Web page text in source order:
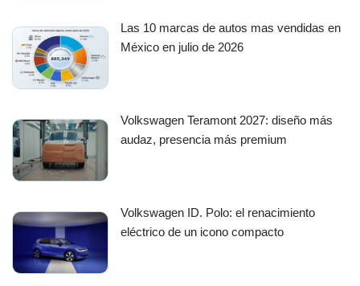
Las 10 marcas de autos mas vendidas en
México en julio de 2026
Volkswagen Teramont 2027: diseño más
audaz, presencia más premium
Volkswagen ID. Polo: el renacimiento
eléctrico de un icono compacto